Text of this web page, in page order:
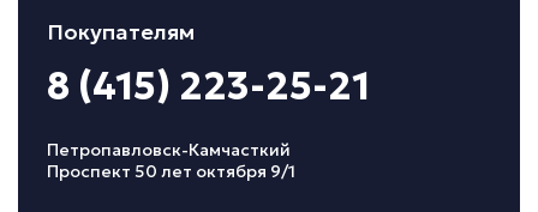
Покупателям
8 (415) 223-25-21
Петропавловск-Камчасткий
Проспект 50 лет октября 9/1